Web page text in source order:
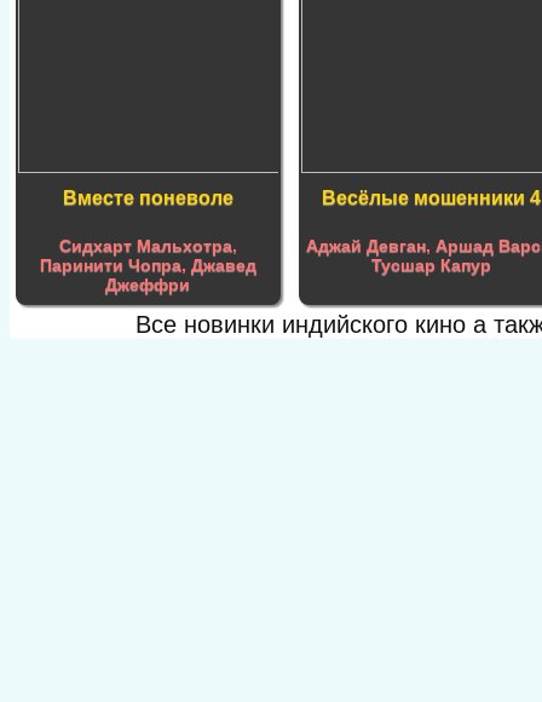
Вместе поневоле
Сидхарт Мальхотра,
Паринити Чопра, Джавед
Джеффри
Весёлые мошенники 4
Аджай Девган, Аршад
Тусшар Капур
Все новинки индийского кино а